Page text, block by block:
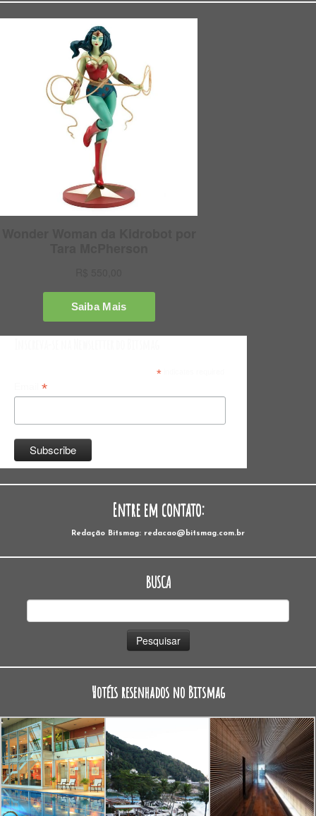
*indicates required
*
Entre em contato:
Redação Bitsmag: redacao@bitsmag.com.br
BUSCA
Hotéis resenhados no Bitsmag